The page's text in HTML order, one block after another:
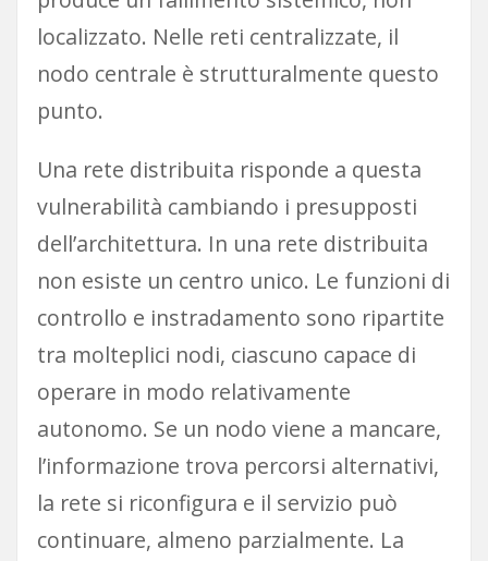
localizzato. Nelle reti centralizzate, il
nodo centrale è strutturalmente questo
punto.
Una rete distribuita risponde a questa
vulnerabilità cambiando i presupposti
dell’architettura. In una rete distribuita
non esiste un centro unico. Le funzioni di
controllo e instradamento sono ripartite
tra molteplici nodi, ciascuno capace di
operare in modo relativamente
autonomo. Se un nodo viene a mancare,
l’informazione trova percorsi alternativi,
la rete si riconfigura e il servizio può
continuare, almeno parzialmente. La